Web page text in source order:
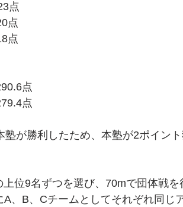
点
点
点
点
点
が勝利したため、本塾が2ポイント
位9名ずつを選び、70mで団体戦を
、B、Cチームとしてそれぞれ同じ